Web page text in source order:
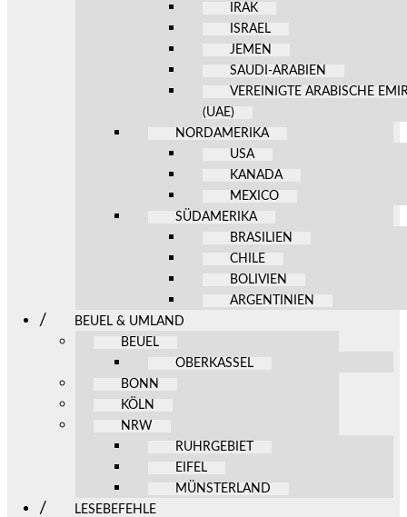
IRAK
ISRAEL
JEMEN
SAUDI-ARABIEN
VEREINIGTE ARABISCHE
(UAE)
NORDAMERIKA
USA
KANADA
MEXICO
SÜDAMERIKA
BRASILIEN
CHILE
BOLIVIEN
ARGENTINIEN
BEUEL & UMLAND
BEUEL
OBERKASSEL
BONN
KÖLN
NRW
RUHRGEBIET
EIFEL
MÜNSTERLAND
LESEBEFEHLE